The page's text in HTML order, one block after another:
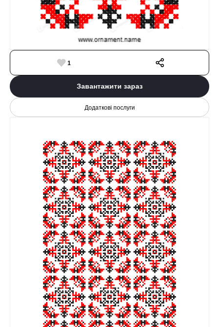
1
Завантажити зараз
Додаткові послуги